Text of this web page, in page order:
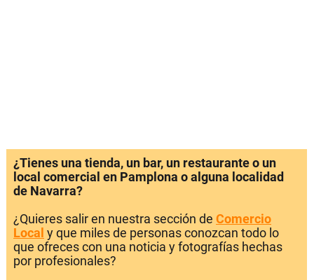
¿Tienes una tienda, un bar, un restaurante o un
local comercial en Pamplona o alguna localidad
de Navarra?
¿Quieres salir en nuestra sección de Comercio
Local y que miles de personas conozcan todo lo
que ofreces con una noticia y fotografías hechas
por profesionales?